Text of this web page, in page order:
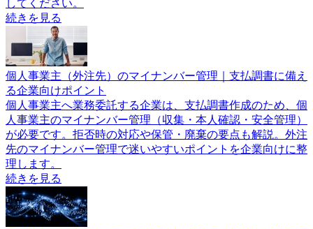
してください。
続きを見る
個人事業主（外注先）のマイナンバー管理｜支払調書に備え
る企業向けポイント
個人事業主へ業務委託する企業は、支払調書作成のため、個
人事業主のマイナンバー管理（収集・本人確認・安全管理）
が必要です。拒否時の対応や保管・廃棄の要点も解説。外注
先のマイナンバー管理で迷いやすいポイントを企業向けに整
理します。
続きを見る